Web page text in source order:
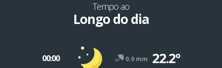
Tempo ao
Longo do dia
00:00 0.0 mm 22.2º